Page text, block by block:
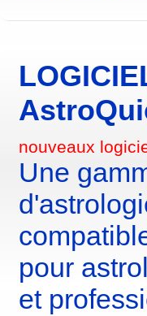
nouveaux
Une
pour
et